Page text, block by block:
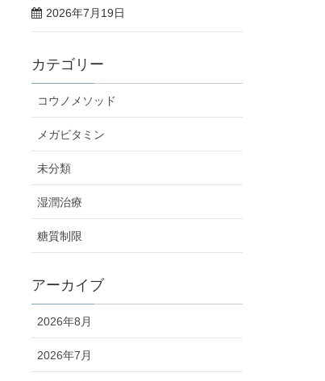
2026年7月19日
カテゴリー
コウノメソッド
メガビタミン
未分類
湿潤治療
糖質制限
アーカイブ
2026年8月
2026年7月